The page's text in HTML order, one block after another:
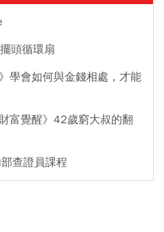
頭循環扇
學會如何與金錢相處，才能
富覺醒》42歲窮大叔的翻
查證員課程